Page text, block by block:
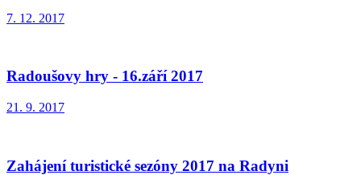
7. 12. 2017
Radoušovy hry - 16.září 2017
21. 9. 2017
Zahájení turistické sezóny 2017 na Radyni